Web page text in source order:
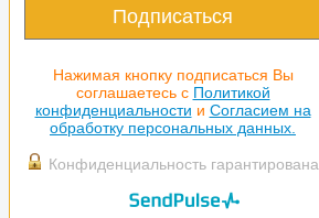
Подписаться
Нажимая кнопку подписаться Вы
соглашаетесь с Политикой
конфиденциальности и Согласием на
обработку персональных данных.
Конфиденциальность гарантирована